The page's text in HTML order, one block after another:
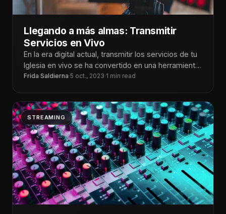
Llegando a más almas: Transmitir
Servicios en Vivo
En la era digital actual, transmitir los servicios de tu
Iglesia en vivo se ha convertido en una herramienta
poderosa
Frida Saldierna·5 oct., 2023·1 min read
STREAMING